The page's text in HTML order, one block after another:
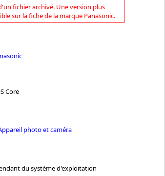
fichier archivé. Une version plus
sur la fiche de la marque Panasonic.
Core
photo et caméra
du système d'exploitation